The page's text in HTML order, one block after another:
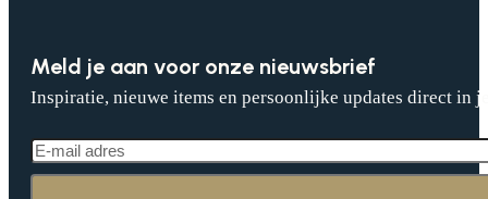
Meld je aan voor onze nieuwsbrief
Inspiratie, nieuwe items en persoonlijke updates direct in